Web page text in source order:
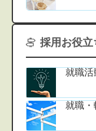
採用お役立
就職活
就職・